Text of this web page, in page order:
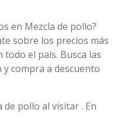
en Mezcla de pollo?
sobre los precios más
el país. Busca las
compra a descuento
pollo al visitar . En